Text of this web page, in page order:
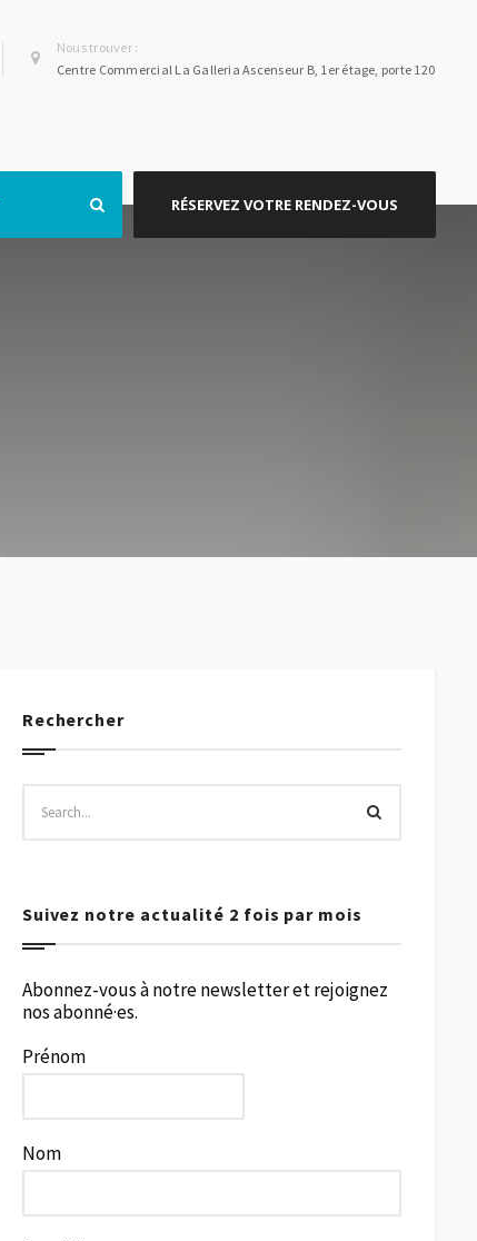
Nous trouver :
Centre Commercial La Galleria Ascenseur B, 1er étage, porte 120
RÉSERVEZ VOTRE RENDEZ-VOUS
Rechercher
Suivez notre actualité 2 fois par mois
Abonnez-vous à notre newsletter et rejoignez
nos abonné·es.
Prénom
Nom